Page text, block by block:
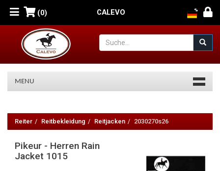
(0) CALEVO
MENU
Herren
Rain
Reiter Reitbekleidung Reitjacken 2030270s26
Pikeur - Herren Rain
Jacket 1015